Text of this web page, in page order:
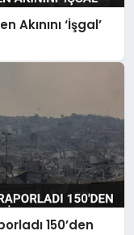
‘İşgal’
150’den